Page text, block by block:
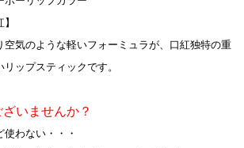
空気のような軽いフォーミュラが、口紅独特の重
ップスティックです。
いませんか？
使わない・・・